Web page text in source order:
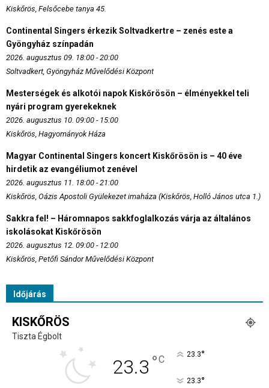
Kiskőrös, Felsőcebe tanya 45.
Continental Singers érkezik Soltvadkertre – zenés este a
Gyöngyház színpadán
2026. augusztus 09. 18:00 - 20:00
Soltvadkert, Gyöngyház Művelődési Központ
Mesterségek és alkotói napok Kiskőrösön – élményekkel teli
nyári program gyerekeknek
2026. augusztus 10. 09:00 - 15:00
Kiskőrös, Hagyományok Háza
Magyar Continental Singers koncert Kiskőrösön is – 40 éve
hirdetik az evangéliumot zenével
2026. augusztus 11. 18:00 - 21:00
Kiskőrös, Oázis Apostoli Gyülekezet imaháza (Kiskőrös, Holló János utca 1.)
Sakkra fel! – Háromnapos sakkfoglalkozás várja az általános
iskolásokat Kiskőrösön
2026. augusztus 12. 09:00 - 12:00
Kiskőrös, Petőfi Sándor Művelődési Központ
Időjárás
KISKŐRÖS
Tiszta Égbolt
23.3 °C 23.3°
23.3°